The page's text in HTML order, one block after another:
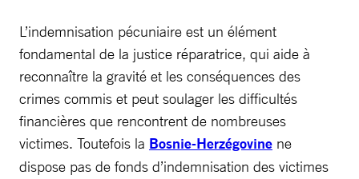
L’indemnisation pécuniaire est un élément
fondamental de la justice réparatrice, qui aide à
reconnaître la gravité et les conséquences des
crimes commis et peut soulager les difficultés
financières que rencontrent de nombreuses
victimes. Toutefois la Bosnie-Herzégovine ne
dispose pas de fonds d’indemnisation des victimes